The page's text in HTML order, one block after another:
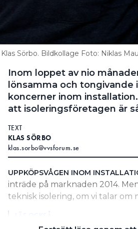
Sörbo. Bildkollage Foto: Niklas
Inom loppet av nio
lönsamma och
koncerner inom
att isoleringsföretagen är
TEXT
KLAS SÖRBO
klas.sorbo@vvsforum.se
UPPKÖPSVÅGEN INOM
inträde på marknaden 2014.
teknisk isolering, om vi talar om
LÄS OCKSÅ:
UPPKÖPTA BRIAB: “ISOLERING